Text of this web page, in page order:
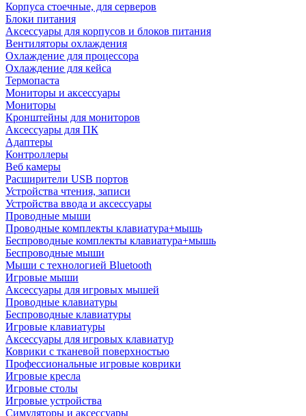
Корпуса стоечные, для серверов
Блоки питания
Аксессуары для корпусов и блоков питания
Вентиляторы охлаждения
Охлаждение для процессора
Охлаждение для кейса
Термопаста
Мониторы и аксессуары
Мониторы
Кронштейны для мониторов
Аксессуары для ПК
Адаптеры
Контроллеры
Веб камеры
Расширители USB портов
Устройства чтения, записи
Устройства ввода и аксессуары
Проводные мыши
Проводные комплекты клавиатура+мышь
Беспроводные комплекты клавиатура+мышь
Беспроводные мыши
Мыши с технологией Bluetooth
Игровые мыши
Аксессуары для игровых мышей
Проводные клавиатуры
Беспроводные клавиатуры
Игровые клавиатуры
Аксессуары для игровых клавиатур
Коврики с тканевой поверхностью
Профессиональные игровые коврики
Игровые кресла
Игровые столы
Игровые устройства
Симуляторы и аксессуары